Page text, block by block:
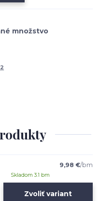
9,98 €/bm
Skladom 3.1 bm
Zvoliť variant